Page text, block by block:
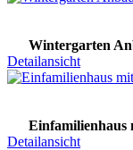
Wintergarten
Detailansicht
Einfamilienhaus
Detailansicht